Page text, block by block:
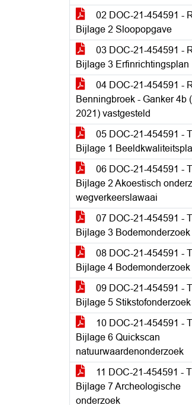
02 DOC-21-454591 -
Bijlage 2 Sloopopgave
03 DOC-21-454591 -
Bijlage 3 Erfinrichtingsplan
04 DOC-21-454591 -
Benningbroek - Ganker 4b
2021) vastgesteld
05 DOC-21-454591 -
Bijlage 1
06 DOC-21-454591 -
Bijlage 2 Akoestisch
wegverkeerslawaai
07 DOC-21-454591 -
Bijlage 3 Bodemonderzoek
08 DOC-21-454591 -
Bijlage 4 Bodemonderzoek
09 DOC-21-454591 -
Bijlage 5 Stikstofonderzoek
10 DOC-21-454591 -
Bijlage 6 Quickscan
natuurwaardenonderzoek
11 DOC-21-454591 -
Bijlage 7 Archeologische
onderzoek